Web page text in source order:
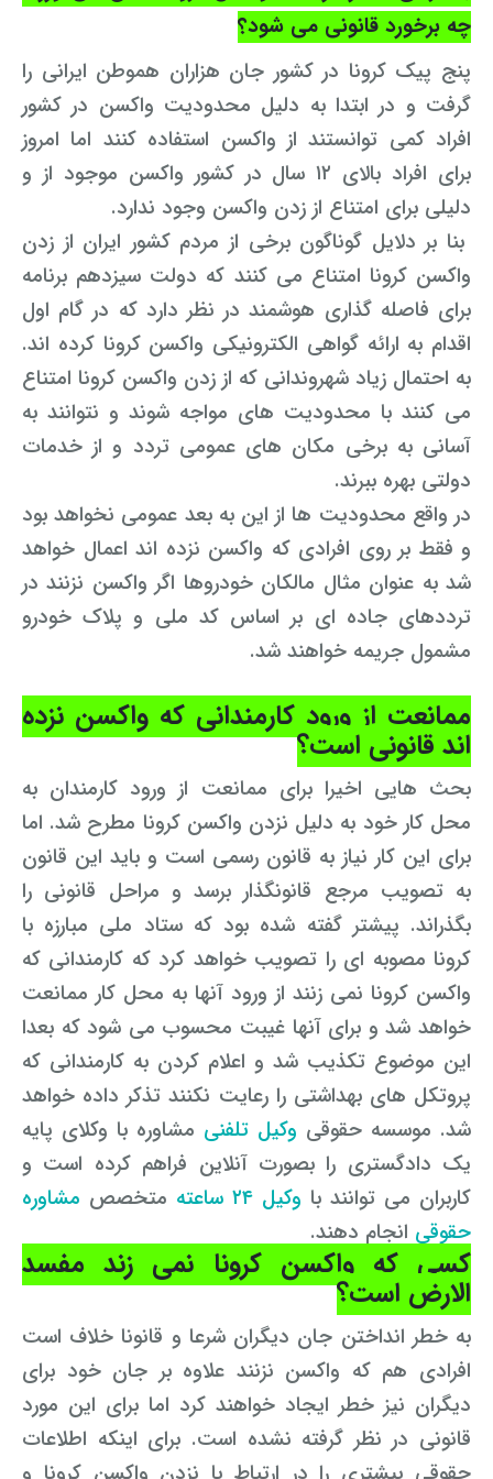
انتشار تصویر و فیلم اشخاص
مشاوره حقوقی جرم هک
مجازات های قانونی در بازی های آنلاین
مشاوره حقوقی جرم لواط
لواط دانش آموزان در مدرسه
مجازات جرم لواط
مشاوره حقوقی جرایم امنیتی داخلی و خارجی
اسید پاشی منتهی به قتل
اسید پاشی منتهی به صدمه
مشاوره حقوقی جرم کشف حجاب
مشاوره حقوقی جرم توهین به مقدسات مذهبی
جرم روزه خواری در ماه رمضان
اهانت به مقدسات مذهبی
اهانت شدید به مقدسات (ساب النبی)
اسید پاشی منتهی به از کار افتادن عضو
استفاده حمل نگهداری تعمیر ماهواره
مجازات حمل اسلحه بدون مجوز
مجازات شکار غیر مجاز
تبانی در معاملات دولتی
اوراق کردن اتومبیل بدون مجوز قانونی
مشاوره حقوقی جرم رشا و ارتشا
مشاوره حقوقی جرم خودکشی
مشاوره حقوقی آلودگی محیط زیست
مشاوره حقوقی مزاحمت واتساپی
اعاده دادرسی در دعوی حقوقی (غیر مالی)
اعاده دادرسی در دعوی حقوقی (مالی)
مشاوره رایگان با وکیل مواد مخدر
وکیل مواد مخدر
قانون آلودگی صوتی
شکایت از آلودگی صوتی
وکیل کیفری آنلاین
رویکرد حادثه بدون شاهد
مشاوره حقوقی تخریب
رفع بلاتکلیفی زن در طلاق
آموزش طلاق برای ازدواج با مرد بهتر
وکیل مرد برای طلاق
طلاق کی اقسام
حکم طلاق ۵ ساعته
همه چیز درباره عده طلاق بائن خلعی
اعلام آمادگی برای طلاق
چگونه طلاق بخواهیم؟
وکیل طلاق در گلستان
وکیل طلاق در اهواز
وکیل طلاق در تهران
وکیل طلاق در تبریز
وکیل طلاق در مازندران
وکیل طلاق کرج
وکیل طلاق خیانتی
وکیل ماهر برای طلاق
وکیل طلاق مشاوره رایگان
چه برخورد قانونی می شود؟
پنج پیک کرونا در کشور جان هزاران هموطن ایرانی را
گرفت و در ابتدا به دلیل محدودیت واکسن در کشور
افراد کمی توانستند از واکسن استفاده کنند اما امروز
برای افراد بالای ۱۲ سال در کشور واکسن موجود از و
دلیلی برای امتناع از زدن واکسن وجود ندارد.
بنا بر دلایل گوناگون برخی از مردم کشور ایران از زدن
واکسن کرونا امتناع می کنند که دولت سیزدهم برنامه
برای فاصله گذاری هوشمند در نظر دارد که در گام اول
اقدام به ارائه گواهی الکترونیکی واکسن کرونا کرده اند.
به احتمال زیاد شهروندانی که از زدن واکسن کرونا امتناع
می کنند با محدودیت های مواجه شوند و نتوانند به
آسانی به برخی مکان های عمومی تردد و از خدمات
دولتی بهره ببرند.
در واقع محدودیت ها از این به بعد عمومی نخواهد بود
و فقط بر روی افرادی که واکسن نزده اند اعمال خواهد
شد به عنوان مثال مالکان خودروها اگر واکسن نزنند در
ترددهای جاده ای بر اساس کد ملی و پلاک خودرو
مشمول جریمه خواهند شد.
ممانعت از ورود کارمندانی که واکسن نزده
اند قانونی است؟
بحث هایی اخیرا برای ممانعت از ورود کارمندان به
محل کار خود به دلیل نزدن واکسن کرونا مطرح شد. اما
برای این کار نیاز به قانون رسمی است و باید این قانون
به تصویب مرجع قانونگذار برسد و مراحل قانونی را
بگذراند. پیشتر گفته شده بود که ستاد ملی مبارزه با
کرونا مصوبه ای را تصویب خواهد کرد که کارمندانی که
واکسن کرونا نمی زنند از ورود آنها به محل کار ممانعت
خواهد شد و برای آنها غیبت محسوب می شود که بعدا
این موضوع تکذیب شد و اعلام کردن به کارمندانی که
پروتکل های بهداشتی را رعایت نکنند تذکر داده خواهد
شد. موسسه حقوقی وکیل تلفنی مشاوره با وکلای پایه
یک دادگستری را بصورت آنلاین فراهم کرده است و
کاربران می توانند با وکیل ۲۴ ساعته متخصص مشاوره
حقوقی انجام دهند.
کسی که واکسن کرونا نمی زند مفسد
الارض است؟
به خطر انداختن جان دیگران شرعا و قانونا خلاف است
افرادی هم که واکسن نزنند علاوه بر جان خود برای
دیگران نیز خطر ایجاد خواهند کرد اما برای این مورد
قانونی در نظر گرفته نشده است. برای اینکه اطلاعات